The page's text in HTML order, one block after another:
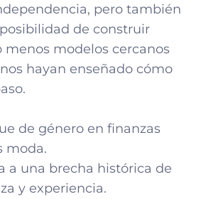
pero también
de construir
modelos cercanos
hayan enseñado cómo
de género en finanzas
moda.
a una brecha histórica de
y experiencia.